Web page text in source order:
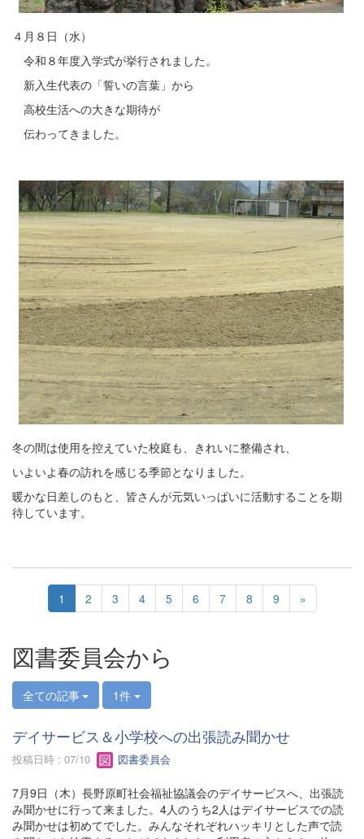
４月８日（水）
令和８年度入学式が挙行されました。
新入生代表の「誓いの言葉」から
高校生活への大きな期待が
伝わってきました。
冬の間は使用を控えていた校庭も、きれいに整備され、
いよいよ春の訪れを感じる季節となりました。
暖かな日差しのもと、皆さんが元気いっぱいに活動することを期
待しています。
1 2 3 4 5 6 7 8 9 »
図書委員会から
全ての記事 1件
デイサービス＆小学校への出張読み聞かせ
投稿日時 : 07/10 図書委員会
7月9日（木）長野原町社会福祉協議会のデイサービスへ、出張読
み聞かせに行って来ました。4人のうち2人はデイサービスでの読
み聞かせは初めてでした。みんなそれぞれハッキリとした声で読